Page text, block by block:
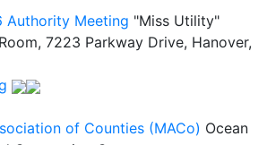
Authority Meeting "Miss Utility"
7223 Parkway Drive, Hanover,
of Counties (MACo) Ocean